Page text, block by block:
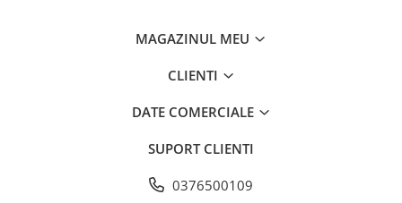
MAGAZINUL MEU
CLIENTI
DATE COMERCIALE
SUPORT CLIENTI
0376500109